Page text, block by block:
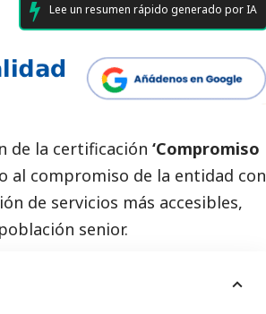
Lee un resumen rápido generado por IA
de la certificación ‘Compromiso
al compromiso de la entidad con
de servicios más accesibles,
senior.